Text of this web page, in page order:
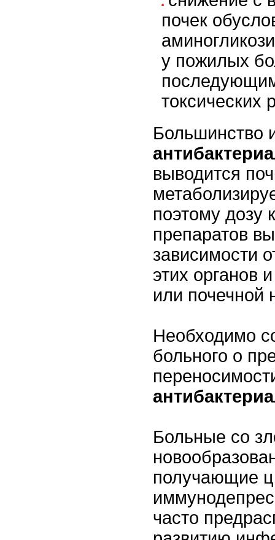
почек
у пожилых
токсических
Большинство
выводится
поэтому дозу
препаратов
зависимости
этих органов
или почечной
Необходимо
больного о
Больные со
получающие
часто